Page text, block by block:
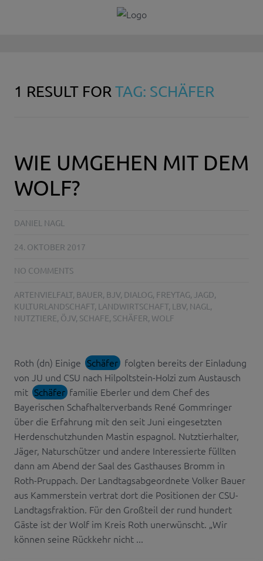
1 RESULT FORTAG: SCHÄFER
WIE UMGEHEN MIT DEM
WOLF?
DANIEL NAGL
24. OKTOBER 2017
NO COMMENTS
ARTENVIELFALT, BAUER, BJV, DIALOG, FREYTAG, JAGD,
KULTURLANDSCHAFT, LANDWIRTSCHAFT, LBV, NAGL ,
NUTZTIERE, ÖJV, SCHAFE, SCHÄFER, WOLF
Roth (dn) Einige Schäfer folgten bereits der Einladung
von JU und CSU nach Hilpoltstein-Holzi zum Austausch
mit Schäfer familie Eberler und dem Chef des
Bayerischen Schafhalterverbands René Gommringer
über die Erfahrung mit den seit Juni eingesetzten
Herdenschutzhunden Mastin espagnol. Nutztierhalter,
Jäger, Naturschützer und andere Interessierte füllten
dann am Abend der Saal des Gasthauses Bromm in
Roth-Pruppach. Der Landtagsabgeordnete Volker Bauer
aus Kammerstein vertrat dort die Positionen der CSU-
Landtagsfraktion. Für den Großteil der rund hundert
Gäste ist der Wolf im Kreis Roth unerwünscht. „Wir
können seine Rückkehr nicht ...